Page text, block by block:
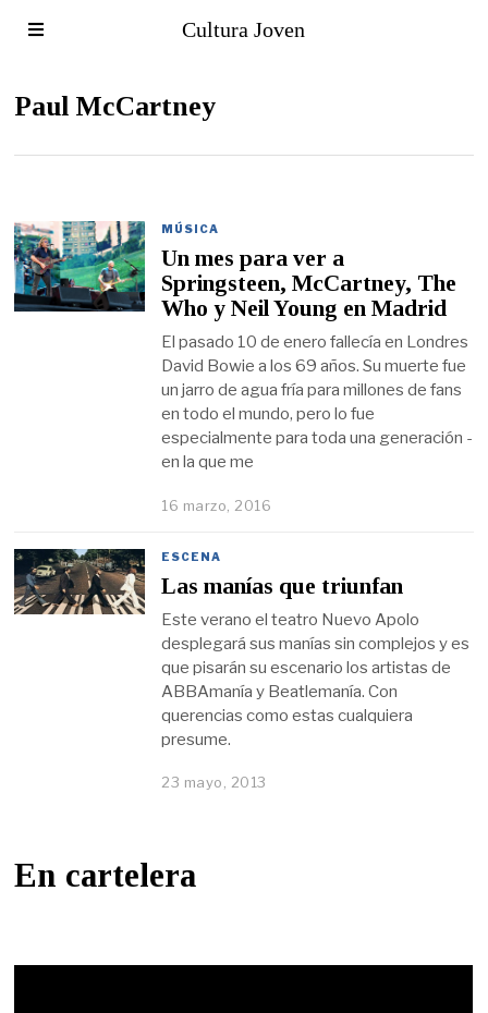
Cultura Joven
Paul McCartney
MÚSICA
Un mes para ver a
Springsteen, McCartney, The
Who y Neil Young en Madrid
El pasado 10 de enero fallecía en Londres
David Bowie a los 69 años. Su muerte fue
un jarro de agua fría para millones de fans
en todo el mundo, pero lo fue
especialmente para toda una generación -
en la que me
16 marzo, 2016
ESCENA
Las manías que triunfan
Este verano el teatro Nuevo Apolo
desplegará sus manías sin complejos y es
que pisarán su escenario los artistas de
ABBAmanía y Beatlemanía. Con
querencias como estas cualquiera
presume.
23 mayo, 2013
En cartelera